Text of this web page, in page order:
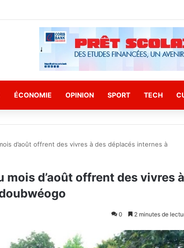
ÉCONOMIE OPINION SPORT TECH
d’août offrent des vivres à des déplacés internes à
mois d’août offrent des vivres à
0 2 minutes de